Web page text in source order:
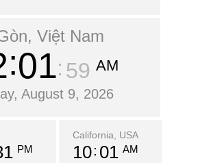
Việt Nam
02 01 AM
August 9, 2026
PM
California, USA
10 02 AM